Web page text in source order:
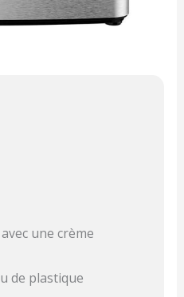
une crème
de plastique